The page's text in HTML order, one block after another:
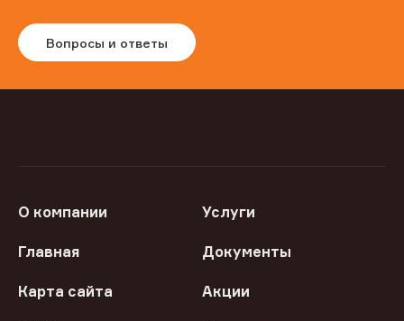
Вопросы и ответы
О компании Услуги
Главная Документы
Карта сайта Акции